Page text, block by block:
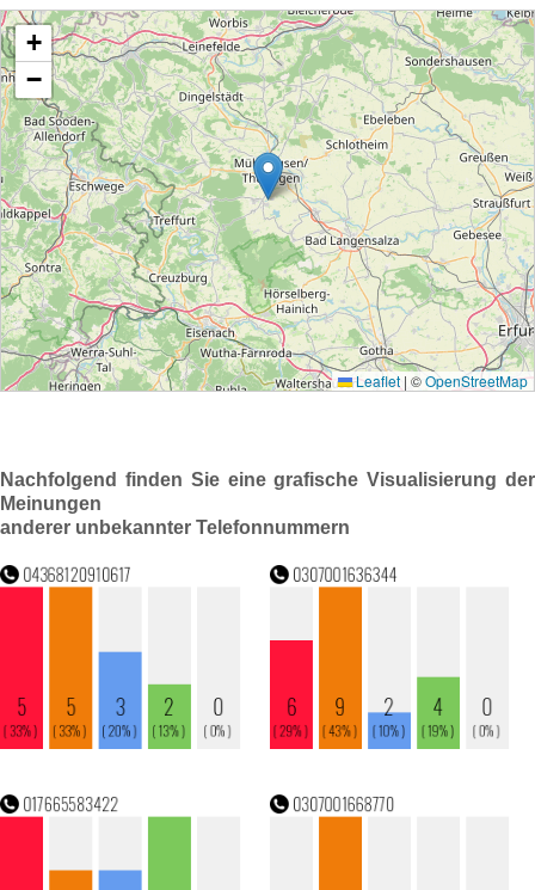
Nachfolgend finden Sie eine grafische Visualisierung der
Meinungen
anderer unbekannter Telefonnummern